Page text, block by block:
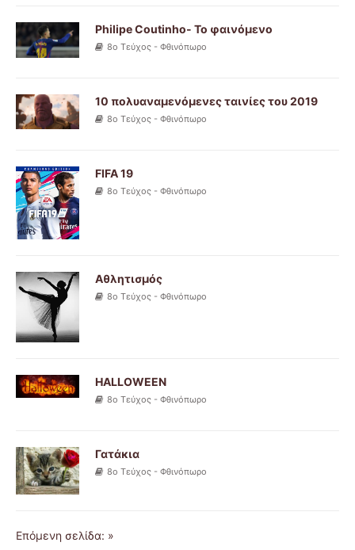
Philipe Coutinho- Το φαινόμενο
8ο Τεύχος - Φθινόπωρο
10 πολυαναμενόμενες ταινίες του 2019
8ο Τεύχος - Φθινόπωρο
FIFA 19
8ο Τεύχος - Φθινόπωρο
Αθλητισμός
8ο Τεύχος - Φθινόπωρο
HALLOWEEN
8ο Τεύχος - Φθινόπωρο
Γατάκια
8ο Τεύχος - Φθινόπωρο
Επόμενη σελίδα: »